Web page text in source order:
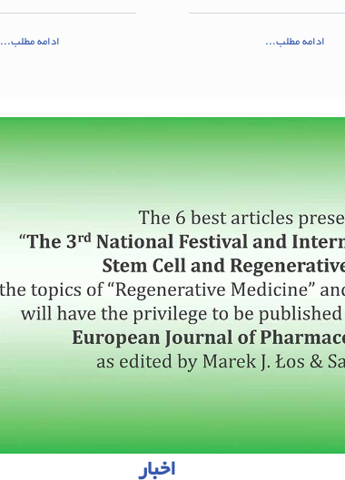
ادامه مطلب... ادامه مطلب...
اخبار